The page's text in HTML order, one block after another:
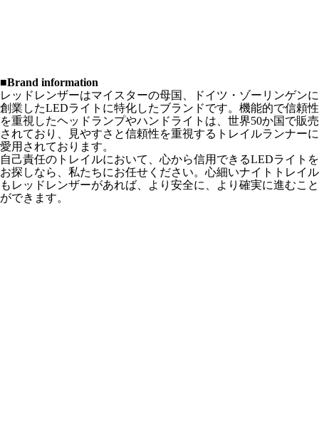
■Brand information
レッドレンザーはマイスターの母国、ドイツ・ゾーリンゲンに
創業したLEDライトに特化したブランドです。機能的で信頼性
を重視したヘッドランプやハンドライトは、世界50か国で販売
されており、見やすさと信頼性を重視するトレイルランナーに
愛用されております。
自己責任のトレイルにおいて、心から信用できるLEDライトを
お探しなら、私たちにお任せください。心細いナイトトレイル
もレッドレンザーがあれば、より安全に、より確実に進むこと
ができます。